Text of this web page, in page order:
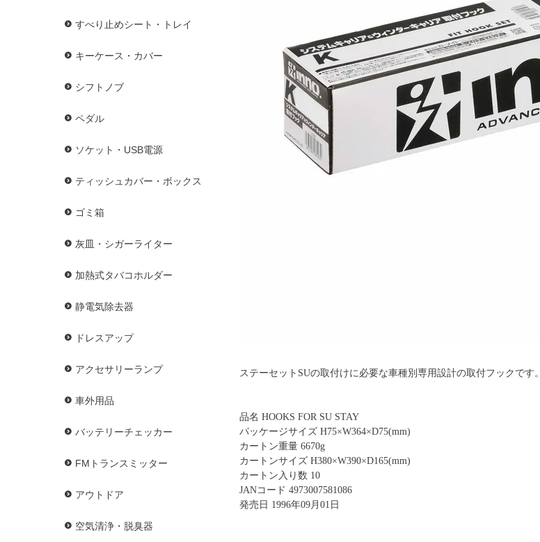
すべり止めシート・トレイ
キーケース・カバー
シフトノブ
ペダル
ソケット・USB電源
ティッシュカバー・ボックス
ゴミ箱
灰皿・シガーライター
加熱式タバコホルダー
静電気除去器
ドレスアップ
アクセサリーランプ
車外用品
バッテリーチェッカー
FMトランスミッター
アウトドア
空気清浄・脱臭器
ステーセットSUの取付けに必要な車種別専用設計の取付フックです。
品名 HOOKS FOR SU STAY
パッケージサイズ H75×W364×D75(mm)
カートン重量 6670g
カートンサイズ H380×W390×D165(mm)
カートン入り数 10
JANコード 4973007581086
発売日 1996年09月01日